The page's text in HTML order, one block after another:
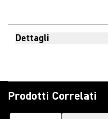
Dettagli
Prodotti Correlati